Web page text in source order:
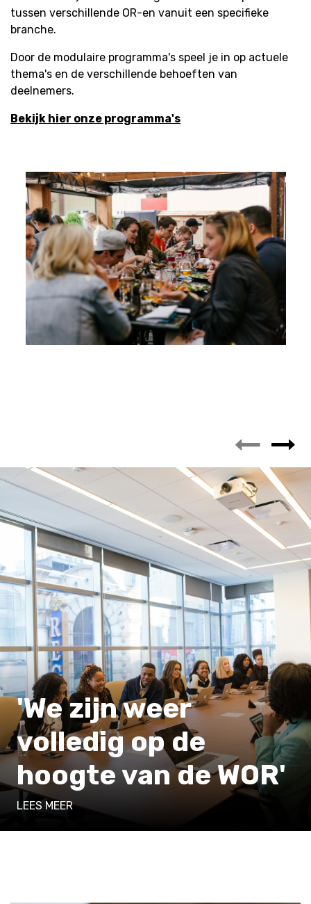
tussen verschillende OR-en vanuit een specifieke
branche.
Door de modulaire programma's speel je in op actuele
thema's en de verschillende behoeften van
deelnemers.
Bekijk hier onze programma's
'We zijn weer
volledig op de
hoogte van de WOR'
LEES MEER